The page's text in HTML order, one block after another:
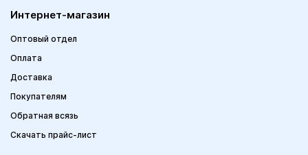
Интернет-магазин
Оптовый отдел
Оплата
Доставка
Покупателям
Обратная всязь
Скачать прайс-лист